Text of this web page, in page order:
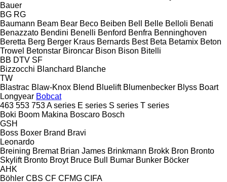
Bauer
BG RG
Baumann Beam Bear Beco Beiben Bell Belle Belloli Benati
Benazzato Bendini Benelli Benford Benfra Benninghoven
Beretta Berg Berger Kraus Bernards Best Beta Betamix Beton
Trowel Betonstar Bironcar Bison Bison Bitelli
BB DTV SF
Bizzocchi Blanchard Blanche
TW
Blastrac Blaw-Knox Blend Bluelift Blumenbecker Blyss Boart
Longyear Bobcat
463 553 753A series E series S series T series
Boki Boom Makina Boscaro Bosch
GSH
Boss Boxer Brand Bravi
Leonardo
Breining Bremat Brian James Brinkmann Brokk Bron Bronto
Skylift Bronto Broyt Bruce Bull Bumar Bunker Böcker
AHK
Böhler CBS CF CFMG CIFA